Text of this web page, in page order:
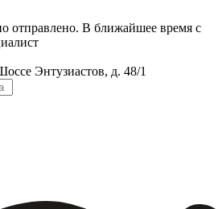
отправлено. В ближайшее время с
Энтузиастов, д. 48/1